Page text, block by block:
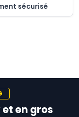
sécurisé
en gros